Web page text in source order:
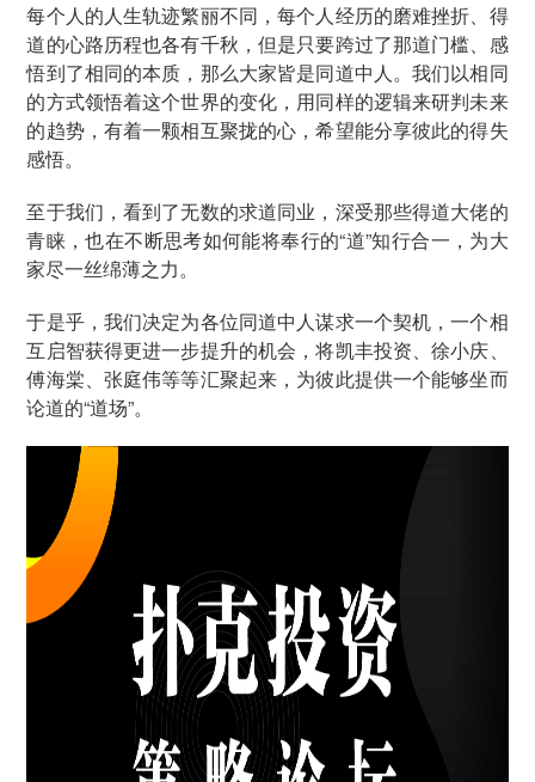
每个人的人生轨迹繁丽不同，每个人经历的磨难挫折、得
道的心路历程也各有千秋，但是只要跨过了那道门槛、感
悟到了相同的本质，那么大家皆是同道中人。我们以相同
的方式领悟着这个世界的变化，用同样的逻辑来研判未来
的趋势，有着一颗相互聚拢的心，希望能分享彼此的得失
感悟。
至于我们，看到了无数的求道同业，深受那些得道大佬的
青睐，也在不断思考如何能将奉行的“道”知行合一，为大
家尽一丝绵薄之力。
于是乎，我们决定为各位同道中人谋求一个契机，一个相
互启智获得更进一步提升的机会，将凯丰投资、徐小庆、
傅海棠、张庭伟等等汇聚起来，为彼此提供一个能够坐而
论道的“道场”。